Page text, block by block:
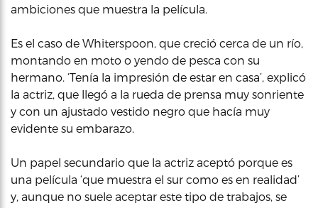
ambiciones que muestra la película.
Es el caso de Whiterspoon, que creció cerca de un río,
montando en moto o yendo de pesca con su
hermano. ‘Tenía la impresión de estar en casa’, explicó
la actriz, que llegó a la rueda de prensa muy sonriente
y con un ajustado vestido negro que hacía muy
evidente su embarazo.
Un papel secundario que la actriz aceptó porque es
una película ‘que muestra el sur como es en realidad’
y, aunque no suele aceptar este tipo de trabajos, se